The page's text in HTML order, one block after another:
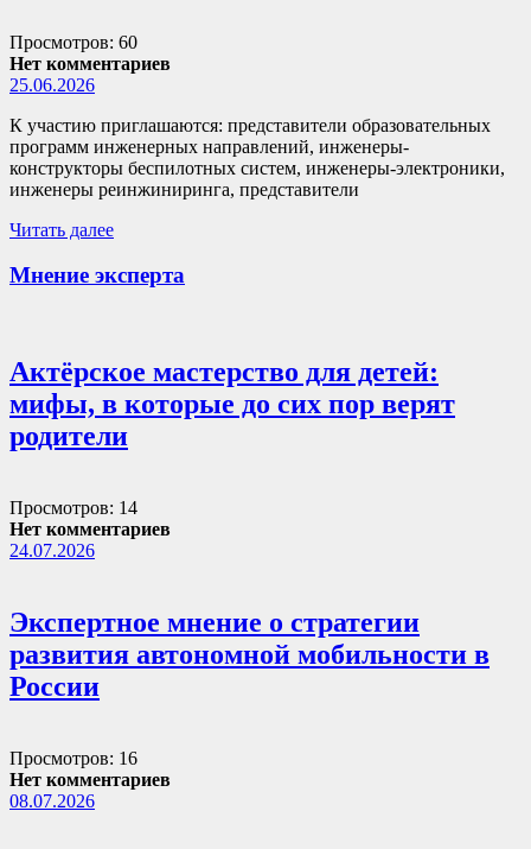
Просмотров: 60
Нет комментариев
25.06.2026
К участию приглашаются: представители образовательных
программ инженерных направлений, инженеры-
конструкторы беспилотных систем, инженеры-электроники,
инженеры реинжиниринга, представители
Читать далее
Мнение эксперта
Актёрское мастерство для детей:
мифы, в которые до сих пор верят
родители
Просмотров: 14
Нет комментариев
24.07.2026
Экспертное мнение о стратегии
развития автономной мобильности в
России
Просмотров: 16
Нет комментариев
08.07.2026